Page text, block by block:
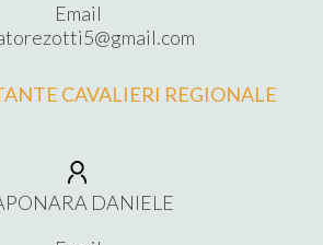
Email
CAVALIERI REGIONALE
DANIELE